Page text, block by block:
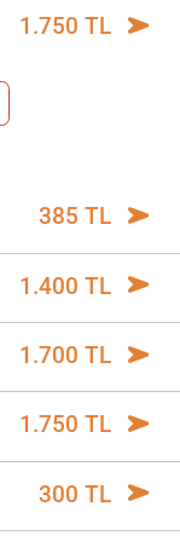
1.750 TL
385 TL
1.400 TL
1.700 TL
1.750 TL
300 TL